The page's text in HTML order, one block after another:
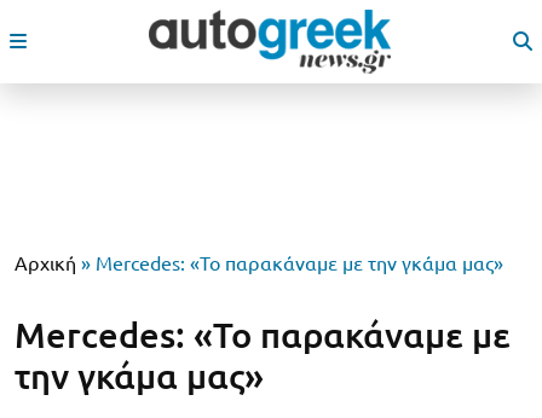
Αρχική » Mercedes: «Το παρακάναμε με την γκάμα μας»
Mercedes: «Το παρακάναμε με
την γκάμα μας»